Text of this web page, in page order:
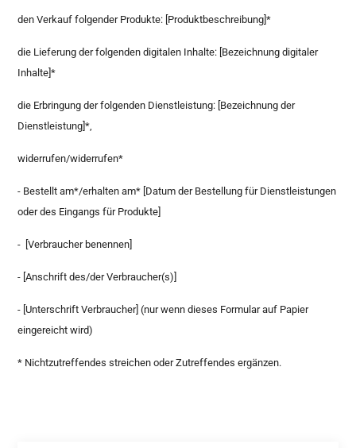
den Verkauf folgender Produkte: [Produktbeschreibung]*
die Lieferung der folgenden digitalen Inhalte: [Bezeichnung digitaler
Inhalte]*
die Erbringung der folgenden Dienstleistung: [Bezeichnung der
Dienstleistung]*,
widerrufen/widerrufen*
- Bestellt am*/erhalten am* [Datum der Bestellung für Dienstleistungen
oder des Eingangs für Produkte]
- [Verbraucher benennen]
- [Anschrift des/der Verbraucher(s)]
- [Unterschrift Verbraucher] (nur wenn dieses Formular auf Papier
eingereicht wird)
* Nichtzutreffendes streichen oder Zutreffendes ergänzen.